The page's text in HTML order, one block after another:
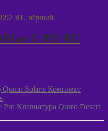
C-992 RU
Комплект
Клавиатура Qumo Desert